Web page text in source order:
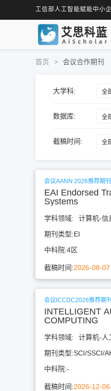
工信部人工智能赋能中小
首页 > 会议合作期刊
大学科:
数据库:
截稿时间:
会议AANN 2026推荐期刊
EAI Endorsed
Systems
学科领域:
计算机-信
期刊类型:EI
中科院:4区
截稿时间:2026-08-07
会议ICCDC2026推荐期刊
INTELLIGENT
COMPUTING
学科领域:
计算机-人
期刊类型:SCI/SSCI/
中科院:-
截稿时间:2026-12-06